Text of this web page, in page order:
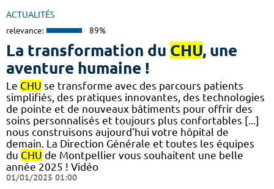
ACTUALITÉS
relevance: 89%
La transformation du CHU, une
aventure humaine !
Le CHU se transforme avec des parcours patients
simplifiés, des pratiques innovantes, des technologies
de pointe et de nouveaux bâtiments pour offrir des
soins personnalisés et toujours plus confortables [...]
nous construisons aujourd’hui votre hôpital de
demain. La Direction Générale et toutes les équipes
du CHU de Montpellier vous souhaitent une belle
année 2025 ! Vidéo
01/01/2025 01:00